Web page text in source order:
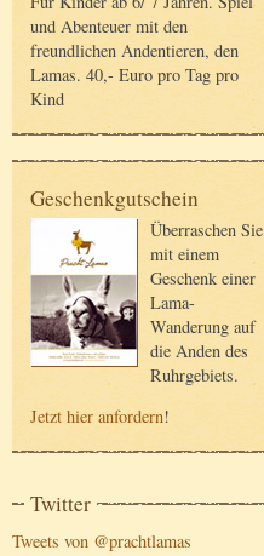
und Abenteuer mit den
freundlichen Andentieren, den
Lamas. 40,- Euro pro Tag pro
Kind
Geschenkgutschein
Überraschen Sie
mit einem
Geschenk einer
Lama-
Wanderung auf
die Anden des
Ruhrgebiets.
Jetzt hier anfordern!
Twitter
Tweets von @prachtlamas